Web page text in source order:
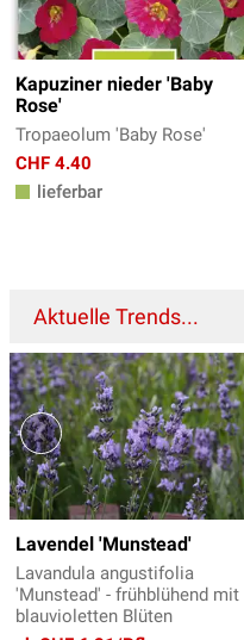
Kapuziner nieder 'Baby
Rose'
Tropaeolum 'Baby Rose'
CHF 4.40
lieferbar
Aktuelle Trends...
Lavendel 'Munstead'
Lavandula angustifolia
'Munstead' - frühblühend mit
blauvioletten Blüten